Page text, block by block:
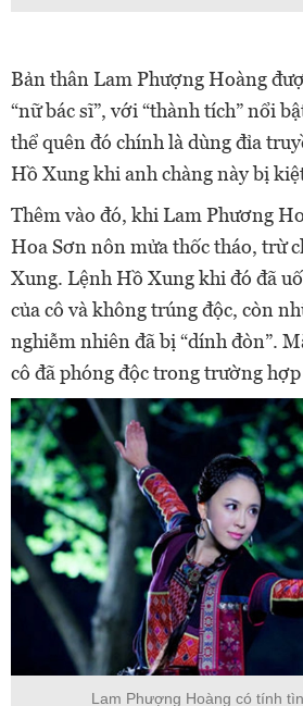
Bản thân Lam Phượng Hoàng
“nữ bác sĩ”, với “thành tích” nổi
thể quên đó chính là dùng đỉa
Hồ Xung khi anh chàng này bị
Thêm vào đó, khi Lam Phương
Hoa Sơn nôn mửa thốc tháo, trừ
Xung. Lệnh Hồ Xung khi đó đã
của cô và không trúng độc, còn
nghiễm nhiên đã bị “dính đòn”.
cô đã phóng độc trong trường
Lam Phượng Hoàng có tính